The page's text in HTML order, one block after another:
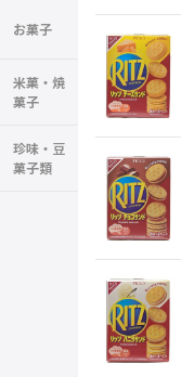
お菓子
米菓・焼
菓子
珍味・豆
菓子類